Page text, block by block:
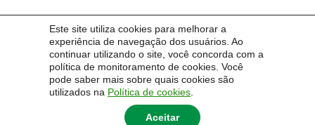
Este site utiliza cookies para melhorar a
experiência de navegação dos usuários. Ao
continuar utilizando o site, você concorda com a
política de monitoramento de cookies. Você
pode saber mais sobre quais cookies são
utilizados na Política de cookies
Aceitar
Acesso Rapido
Comitê de Governança Digital
Base de Conhecimento